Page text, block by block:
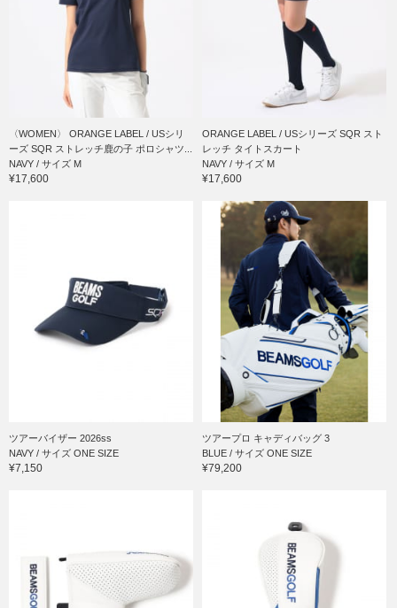
〈WOMEN〉 ORANGE LABEL / USシリ
ーズ SQR ストレッチ鹿の子 ポロシャツ...
NAVY / サイズ M
¥17,600
ORANGE LABEL / USシリーズ SQR スト
レッチ タイトスカート
NAVY / サイズ M
¥17,600
ツアーバイザー 2026ss
NAVY / サイズ ONE SIZE
¥7,150
ツアープロ キャディバッグ 3
BLUE / サイズ ONE SIZE
¥79,200